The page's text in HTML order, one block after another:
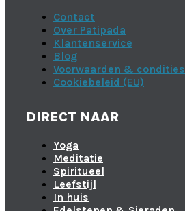
Contact
Over Patipada
Klantenservice
Blog
Voorwaarden & condities
Cookiebeleid (EU)
DIRECT NAAR
Yoga
Meditatie
Spiritueel
Leefstijl
In huis